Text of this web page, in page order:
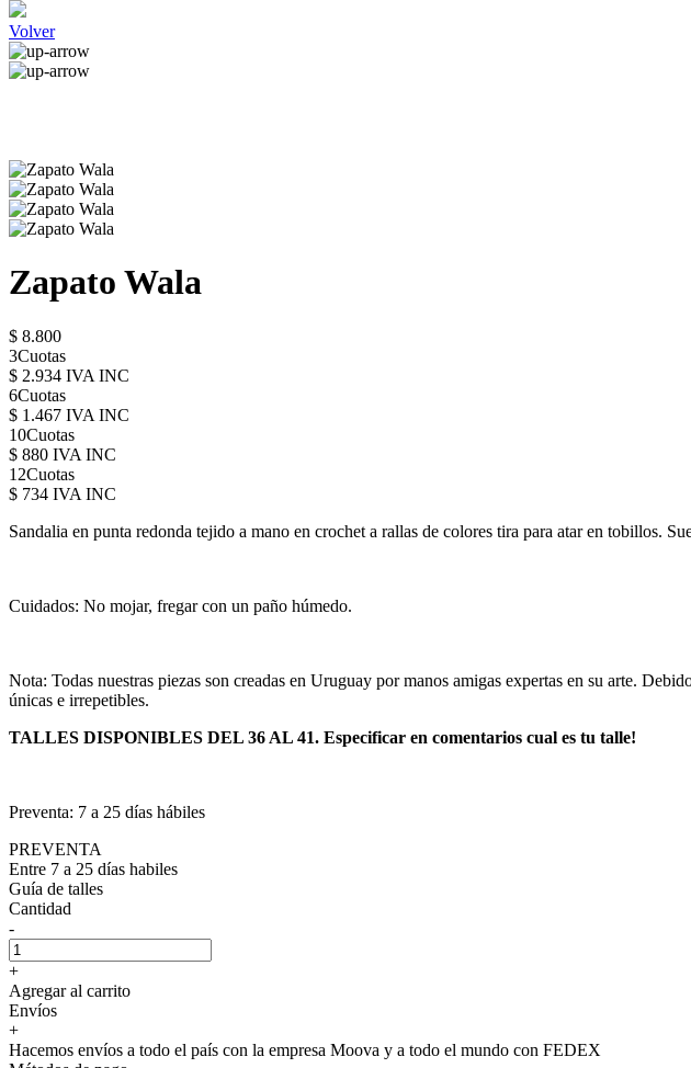
Volver
Zapato Wala
$ 8.800
3Cuotas
$ 2.934 IVA INC
6Cuotas
$ 1.467 IVA INC
10Cuotas
$ 880 IVA INC
12Cuotas
$ 734 IVA INC
Sandalia en punta redonda tejido a mano en crochet a rallas de colores tira para atar en tobillos.
Cuidados: No mojar, fregar con un paño húmedo.
Nota: Todas nuestras piezas son creadas en Uruguay por manos amigas expertas en su arte.
únicas e irrepetibles.
TALLES DISPONIBLES DEL 36 AL 41. Especificar en comentarios cual es tu talle!
Preventa: 7 a 25 días hábiles
PREVENTA
Entre 7 a 25 días habiles
Guía de talles
Cantidad
-
+
Agregar al carrito
Envíos
+
Hacemos envíos a todo el país con la empresa Moova y a todo el mundo con FEDEX